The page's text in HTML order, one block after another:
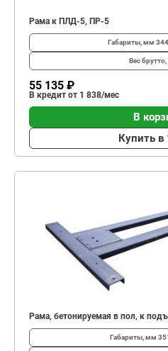
Рама к ПЛД-5, ПР-5
Габариты, мм
Вес брутто,
55 135 ₽
В кредит от 1 838/мес
В
Купить в
Рама, бетонируемая в пол, к
Габариты, мм